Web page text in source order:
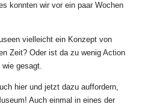
konnten wir vor ein paar Wochen
vielleicht ein Konzept von
Zeit? Oder ist da zu wenig Action
gesagt.
hier und jetzt dazu auffordern,
Auch einmal in eines der